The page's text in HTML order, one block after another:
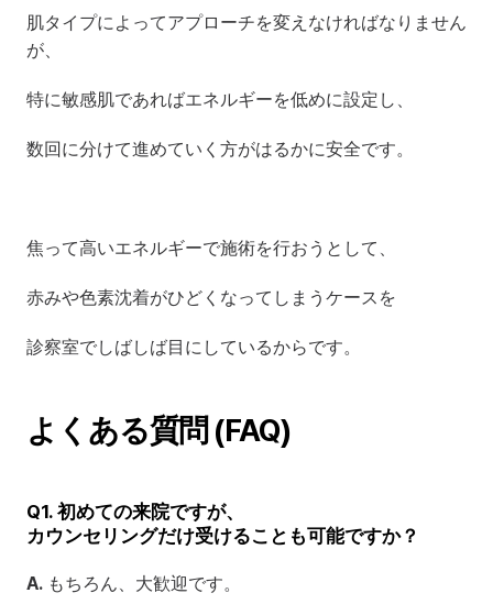
肌タイプによってアプローチを変えなければなりません
が、
特に敏感肌であればエネルギーを低めに設定し、
数回に分けて進めていく方がはるかに安全です。
焦って高いエネルギーで施術を行おうとして、
赤みや色素沈着がひどくなってしまうケースを
診察室でしばしば目にしているからです。
よくある質問 (FAQ)
Q1. 初めての来院ですが、
カウンセリングだけ受けることも可能ですか？
A. もちろん、大歓迎です。